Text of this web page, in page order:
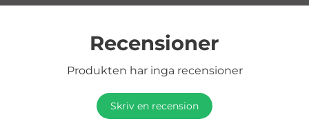
Recensioner
Produkten har inga recensioner
Skriv en recension